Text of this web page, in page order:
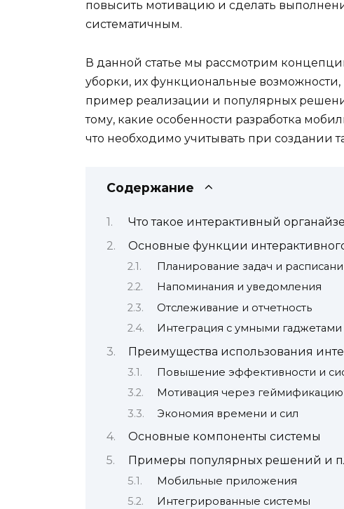
повысить мотивацию и сделать
систематичным.
В данной статье мы рассмотрим
уборки, их функциональные
пример реализации и популярных
тому, какие особенности разработка
что необходимо учитывать при создании
Содержание
Что такое интерактивный
Основные функции
Планирование задач и
Напоминания и уведомления
Отслеживание и отчетность
Интеграция с умными гаджетами
Преимущества использования
Повышение эффективности и
Мотивация через геймификацию
Экономия времени и сил
Основные компоненты системы
Примеры популярных решений и
Мобильные приложения
Интегрированные системы